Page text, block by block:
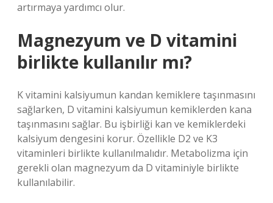
artırmaya yardımcı olur.
Magnezyum ve D vitamini
birlikte kullanılır mı?
K vitamini kalsiyumun kandan kemiklere taşınmasını
sağlarken, D vitamini kalsiyumun kemiklerden kana
taşınmasını sağlar. Bu işbirliği kan ve kemiklerdeki
kalsiyum dengesini korur. Özellikle D2 ve K3
vitaminleri birlikte kullanılmalıdır. Metabolizma için
gerekli olan magnezyum da D vitaminiyle birlikte
kullanılabilir.